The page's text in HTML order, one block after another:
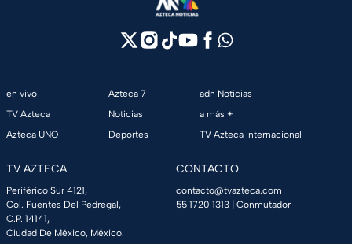
en vivo
TV Azteca
Azteca UNO
Azteca 7
Noticias
Deportes
adn Noticias
a más +
TV Azteca Internacional
TV AZTECA
Periférico Sur 4121,
Col. Fuentes Del Pedregal,
C.P. 14141,
Ciudad De México, México.
CONTACTO
contacto@tvazteca.com
55 1720 1313 | Conmutador